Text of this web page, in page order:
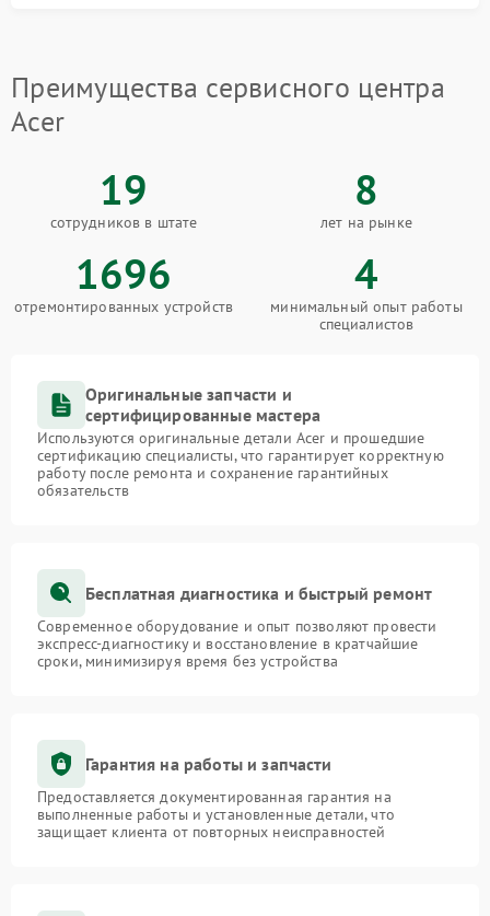
Преимущества сервисного центра
Acer
19
сотрудников в штате
8
лет на рынке
1696
отремонтированных устройств
4
минимальный опыт работы
специалистов
Оригинальные запчасти и
сертифицированные мастера
Используются оригинальные детали Acer и прошедшие
сертификацию специалисты, что гарантирует корректную
работу после ремонта и сохранение гарантийных
обязательств
Бесплатная диагностика и быстрый ремонт
Современное оборудование и опыт позволяют провести
экспресс-диагностику и восстановление в кратчайшие
сроки, минимизируя время без устройства
Гарантия на работы и запчасти
Предоставляется документированная гарантия на
выполненные работы и установленные детали, что
защищает клиента от повторных неисправностей